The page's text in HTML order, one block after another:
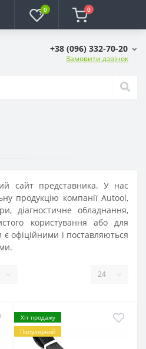
0 0
+38 (096) 332-70-20
Замовити дзвінок
сайт представника. У нас
продукцію компанії Autool,
діагностичне обладнання,
користування або для
є офіційними і поставляються
Хіт продажу
Популярний